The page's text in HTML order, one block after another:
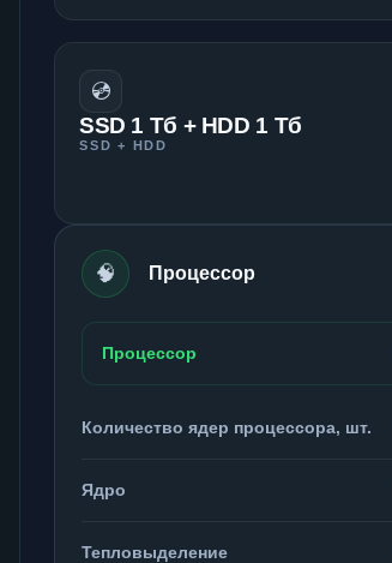
💿
SSD 1 Тб + HDD 1 Тб
SSD + HDD
🧠 Процессор
Процессор
Количество ядер процессора, шт.
Ядро
Тепловыделение